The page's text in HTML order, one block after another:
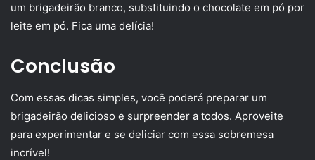
um brigadeirão branco, substituindo o chocolate em pó por
leite em pó. Fica uma delícia!
Conclusão
Com essas dicas simples, você poderá preparar um
brigadeirão delicioso e surpreender a todos. Aproveite
para experimentar e se deliciar com essa sobremesa
incrível!